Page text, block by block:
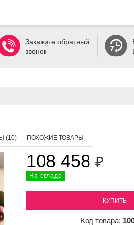
Закажите обратный
звонок
(10) ПОХОЖИЕ ТОВАРЫ
108 458 ₽
На складе
КУПИТЬ
Код товара: 100